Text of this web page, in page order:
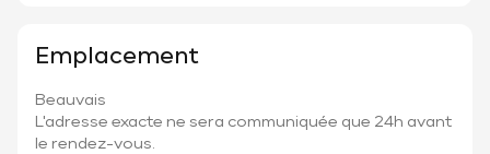
Emplacement
Beauvais
L'adresse exacte ne sera communiquée que 24h avant
le rendez-vous.